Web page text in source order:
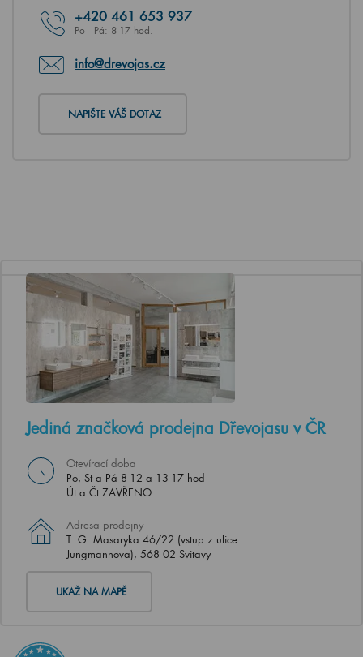
+420 461 653 937
Po - Pá: 8-17 hod.
info@drevojas.cz
NAPIŠTE VÁŠ DOTAZ
Jediná značková prodejna Dřevojasu v ČR
Otevírací doba
Po, St a Pá 8-12 a 13-17 hod
Út a Čt ZAVŘENO
Adresa prodejny
T. G. Masaryka 46/22 (vstup z ulice
Jungmannova), 568 02 Svitavy
UKAŽ NA MAPĚ